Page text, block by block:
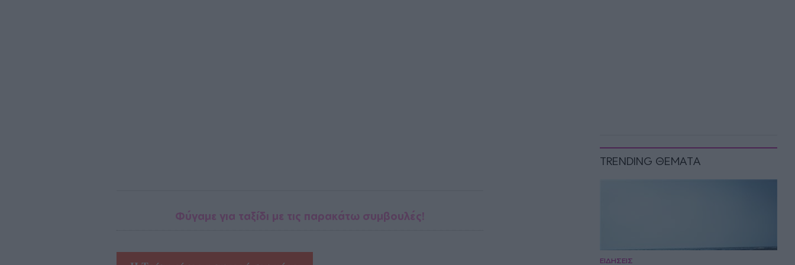
TRENDING ΘΕΜΑΤΑ
ΕΙΔΗΣΕΙΣ
Φύγαμε για ταξίδι με τις παρακάτω συμβουλές!